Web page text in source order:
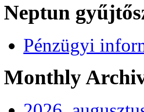
Neptun
Pénzügyi
Monthly